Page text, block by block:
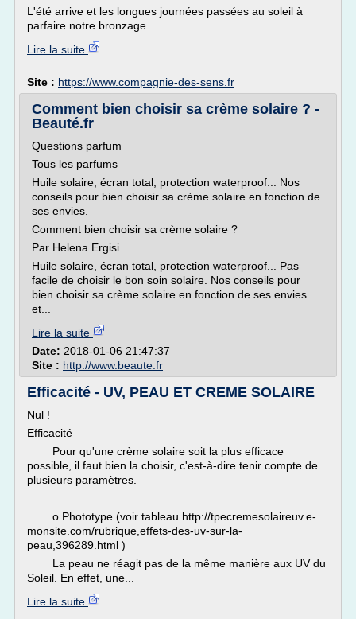
L'été arrive et les longues journées passées au soleil à
parfaire notre bronzage...
Lire la suite
Site : https://www.compagnie-des-sens.fr
Comment bien choisir sa crème solaire ? -
Beauté.fr
Questions parfum
Tous les parfums
Huile solaire, écran total, protection waterproof... Nos
conseils pour bien choisir sa crème solaire en fonction de
ses envies.
Comment bien choisir sa crème solaire ?
Par Helena Ergisi
Huile solaire, écran total, protection waterproof... Pas
facile de choisir le bon soin solaire. Nos conseils pour
bien choisir sa crème solaire en fonction de ses envies
et...
Lire la suite
Date: 2018-01-06 21:47:37
Site : http://www.beaute.fr
Efficacité - UV, PEAU ET CREME SOLAIRE
Nul !
Efficacité
Pour qu'une crème solaire soit la plus efficace
possible, il faut bien la choisir, c'est-à-dire tenir compte de
plusieurs paramètres.
o Phototype (voir tableau http://tpecremesolaireuv.e-
monsite.com/rubrique,effets-des-uv-sur-la-
peau,396289.html )
La peau ne réagit pas de la même manière aux UV du
Soleil. En effet, une...
Lire la suite